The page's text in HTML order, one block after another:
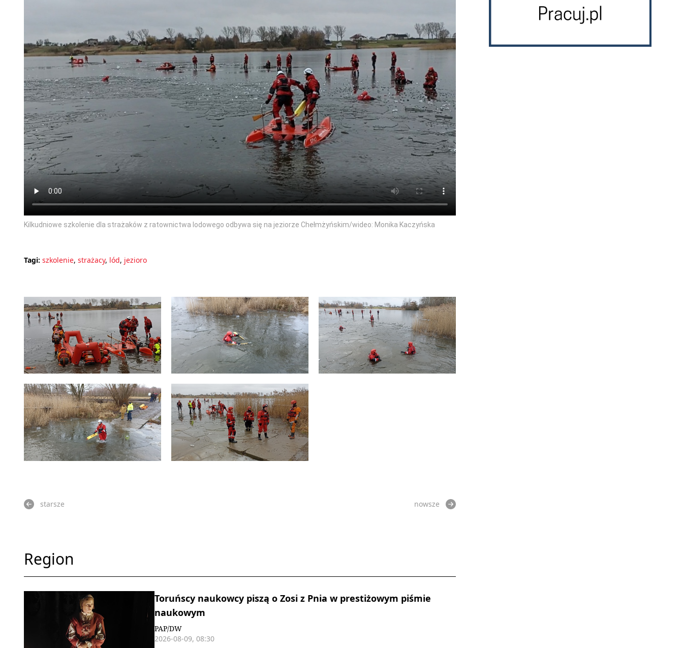
Kilkudniowe szkolenie dla strażaków z ratownictwa lodowego odbywa się na jeziorze Chełmżyńskim/wideo: Monika Kaczyńska
Tagi: szkolenie, strażacy, lód, jezioro
starsze nowsze
Region
Toruńscy naukowcy piszą o Zosi z Pnia w prestiżowym piśmie
naukowym
PAP/DW
2026-08-09, 08:30